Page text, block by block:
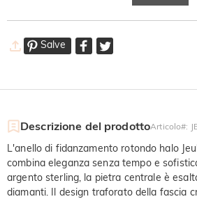
Salve
Descrizione del prodottoArticolo#:
L'anello di fidanzamento rotondo halo
combina eleganza senza tempo e
argento sterling, la pietra centrale è
diamanti. Il design traforato della fascia